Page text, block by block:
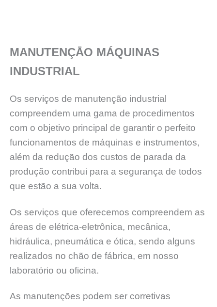
MANUTENÇĀO MÁQUINAS
INDUSTRIAL
Os serviços de manutenção industrial
compreendem uma gama de procedimentos
com o objetivo principal de garantir o perfeito
funcionamentos de máquinas e instrumentos,
além da redução dos custos de parada da
produção contribui para a segurança de todos
que estão a sua volta.
Os serviços que oferecemos compreendem as
áreas de elétrica-eletrônica, mecânica,
hidráulica, pneumática e ótica, sendo alguns
realizados no chão de fábrica, em nosso
laboratório ou oficina.
As manutenções podem ser corretivas